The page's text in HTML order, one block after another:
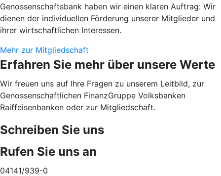
Genossenschaftsbank haben wir einen klaren Auftrag: Wir
dienen der individuellen Förderung unserer Mitglieder und
ihrer wirtschaftlichen Interessen.
Mehr zur Mitgliedschaft
Erfahren Sie mehr über unsere Werte
Wir freuen uns auf Ihre Fragen zu unserem Leitbild, zur
Genossenschaftlichen FinanzGruppe Volksbanken
Raiffeisenbanken oder zur Mitgliedschaft.
Schreiben Sie uns
Rufen Sie uns an
04141/939-0